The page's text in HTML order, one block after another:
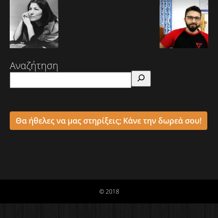
Αναζήτηση
Θα ήθελες να μας στηρίξεις; Κάνε την δωρεά σου!
© 2018